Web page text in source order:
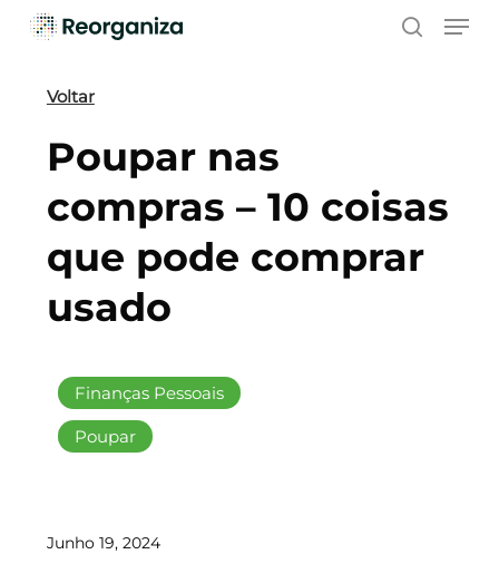
Skip
contentVoltar
Finanças Pessoais
Poupar
Poupar nas
compras – 10 coisas
que pode comprar
usado
Junho 19, 2024